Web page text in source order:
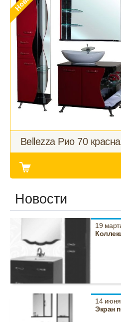
Bellezza Рио 70
Новости
19
14
Экран